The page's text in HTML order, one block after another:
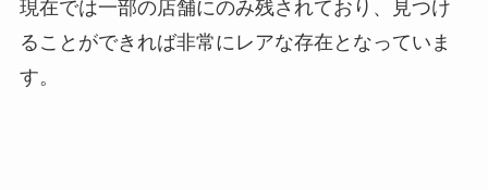
現在では一部の店舗にのみ残されており、見つけ
ることができれば非常にレアな存在となっていま
す。